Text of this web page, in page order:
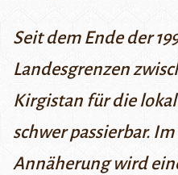
Seit dem Ende der
Landesgrenzen
Kirgistan für die
schwer passierbar.
Annäherung wird